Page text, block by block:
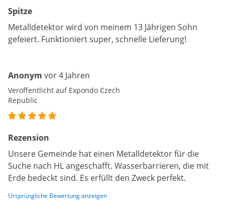
Spitze
Metalldetektor wird von meinem 13 Jährigen Sohn
gefeiert. Funktioniert super, schnelle Lieferung!
Anonym vor 4 Jahren
Veröffentlicht auf Expondo Czech
Republic
Rezension
Unsere Gemeinde hat einen Metalldetektor für die
Suche nach HL angeschafft. Wasserbarrieren, die mit
Erde bedeckt sind. Es erfüllt den Zweck perfekt.
Ursprüngliche Bewertung anzeigen